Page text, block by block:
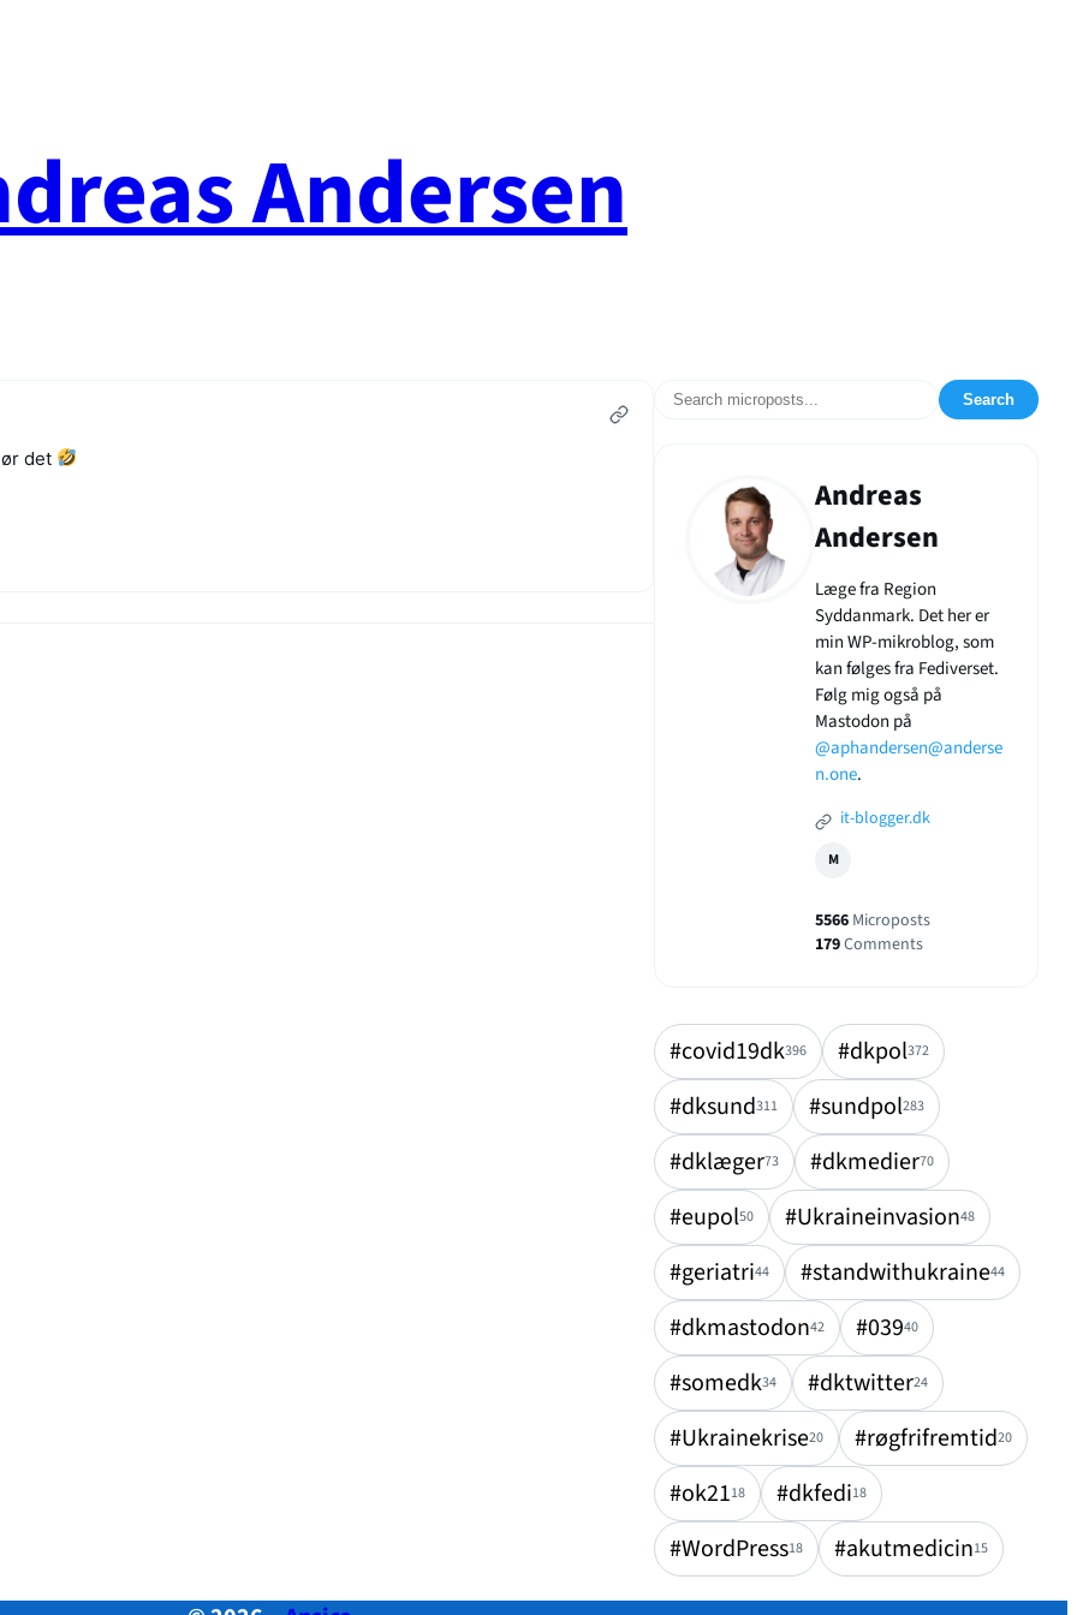
Andersen
det
Search
Andreas
Andersen
Læge fra Region
Syddanmark. Det her er
min WP-mikroblog, som
kan følges fra Fediverset.
Følg mig også på
Mastodon på
@aphandersen@anderse
n.one.
it-blogger.dk
M
5566 Microposts
179Comments
#covid19dk396 #dkpol372
#dksund311 #sundpol283
#dklæger73 #dkmedier70
#eupol50 #Ukraineinvasion48
#geriatri44 #standwithukraine44
#dkmastodon42 #03940
#somedk34 #dktwitter24
#Ukrainekrise20 #røgfrifremtid20
#ok2118 #dkfedi18
#WordPress18 #akutmedicin15